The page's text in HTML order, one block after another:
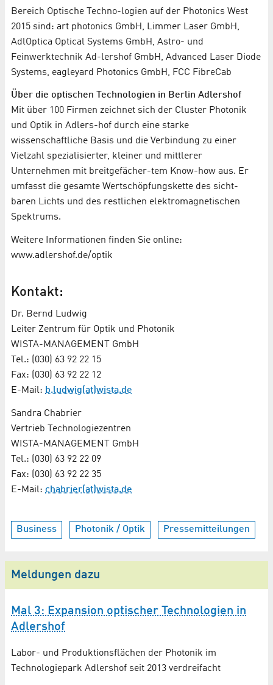
Bereich Optische Techno-logien auf der Photonics West
2015 sind: art photonics GmbH, Limmer Laser GmbH,
AdlOptica Optical Systems GmbH, Astro- und
Feinwerktechnik Ad-lershof GmbH, Advanced Laser Diode
Systems, eagleyard Photonics GmbH, FCC FibreCab
Über die optischen Technologien in Berlin Adlershof
Mit über 100 Firmen zeichnet sich der Cluster Photonik
und Optik in Adlers-hof durch eine starke
wissenschaftliche Basis und die Verbindung zu einer
Vielzahl spezialisierter, kleiner und mittlerer
Unternehmen mit breitgefächer-tem Know-how aus. Er
umfasst die gesamte Wertschöpfungskette des sicht-
baren Lichts und des restlichen elektromagnetischen
Spektrums.
Weitere Informationen finden Sie online:
www.adlershof.de/optik
Kontakt:
Dr. Bernd Ludwig
Leiter Zentrum für Optik und Photonik
WISTA-MANAGEMENT GmbH
Tel.: (030) 63 92 22 15
Fax: (030) 63 92 22 12
E-Mail: b.ludwig(at)wista.de
Sandra Chabrier
Vertrieb Technologiezentren
WISTA-MANAGEMENT GmbH
Tel.: (030) 63 92 22 09
Fax: (030) 63 92 22 35
E-Mail: chabrier(at)wista.de
Business Photonik / Optik Pressemitteilungen
Meldungen dazu
Mal 3: Expansion optischer Technologien in
Adlershof
Labor- und Produktionsflächen der Photonik im
Technologiepark Adlershof seit 2013 verdreifacht